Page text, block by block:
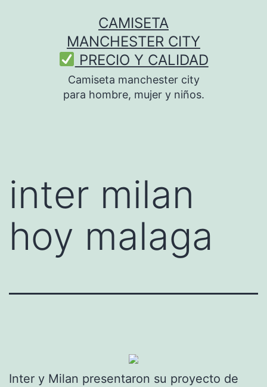
CAMISETA
MANCHESTER CITY
PRECIO Y CALIDAD
Camiseta manchester city
para hombre, mujer y niños.
inter milan
hoy malaga
Inter y Milan presentaron su proyecto de